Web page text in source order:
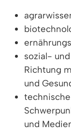
sozial-
Richtung
und
und